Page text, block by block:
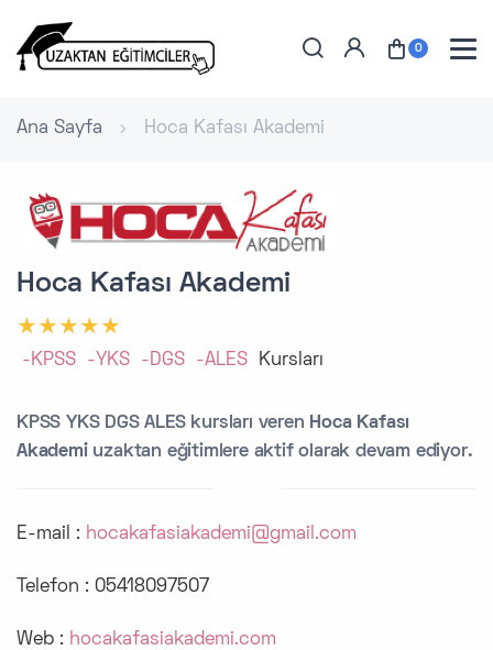
0
Ana Sayfa Hoca Kafası Akademi
Hoca Kafası Akademi
-KPSS -YKS -DGS -ALES Kursları
KPSS YKS DGS ALES kursları veren Hoca Kafası
Akademi uzaktan eğitimlere aktif olarak devam ediyor.
E-mail : hocakafasiakademi@gmail.com
Telefon : 05418097507
Web : hocakafasiakademi.com